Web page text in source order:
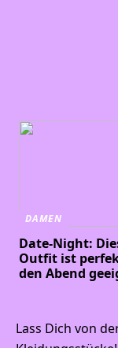
DAMEN
Date-Night:
Outfit ist
den Abend
Lass Dich von